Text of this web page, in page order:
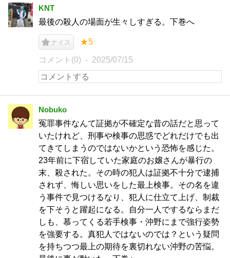
KNT
最後の殺人の場面が生々しすぎる。下巻へ
ナイス ★5
コメント(0) 2025/07/15
Nobuko
冤罪事件なんて証拠が不確定な昔の話だと思って
いたけれど、刑事や検事の思惑でどれだけでも出
てきてしまうのではないかという恐怖を感じた。
23年前に下宿していた家庭のお嬢さんが暴行の
末、殺された。その時の犯人は証拠不十分で逮捕
されず、悔しい思いをした最上検事。その名を違
う事件で見つけるなり、犯人に仕立て上げ、制裁
を下そうと躍起になる。自分一人でするならまだ
しも、慕ってくる若手検事・沖野にまで強行姿勢
を強要する。真犯人ではないのでは？という疑問
を持ちつつ最上の期待を裏切れない沖野の苦悩。